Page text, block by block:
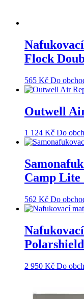
Flock
565 Kč Do
Outwell
1 124 Kč Do
Camp Lite
562 Kč Do
2 950 Kč Do